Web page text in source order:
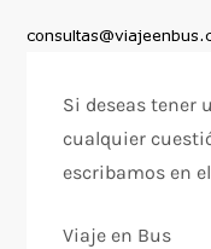
Si deseas tener
cualquier
escribamos en
Viaje en Bus